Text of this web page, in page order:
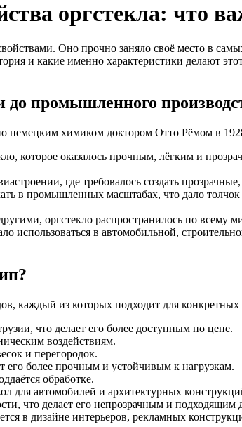
оргстекла: что
Оно прочно заняло своё место в
и какие именно характеристики делают
до промышленного
немецким химиком доктором Отто Рёмом в
которое оказалось прочным, лёгким и
где требовалось создать
в промышленных масштабах, что дало
оргстекло распространилось по всему
использоваться в автомобильной,
каждый из которых подходит для конкретных
что делает его более доступным по цене.
воздействиям.
и перегородок.
его более прочным и устойчивым к нагрузкам.
обработке.
для автомобилей и архитектурных
что делает его непрозрачным и подходящим
в дизайне интерьеров, рекламных